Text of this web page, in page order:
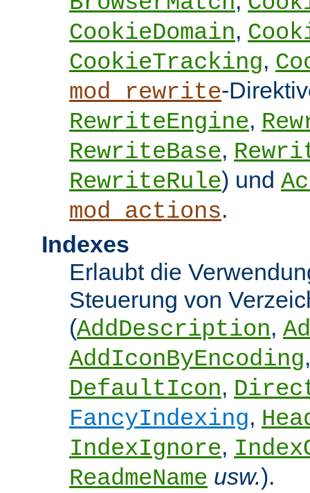
CookieDomain,
CookieTracking,
mod_rewrite-
RewriteEngine,
RewriteBase,
RewriteRule) und
mod_actions.
Indexes
Erlaubt die
Steuerung von
(AddDescription,
AddIconByEncoding
DefaultIcon,
FancyIndexing,
IndexIgnore,
ReadmeName usw.).